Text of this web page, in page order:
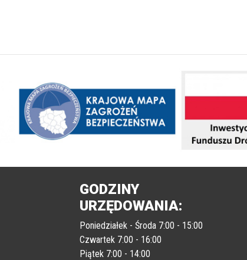
GODZINY
URZĘDOWANIA:
Poniedziałek - Środa 7:00 - 15:00
Czwartek 7:00 - 16:00
Piątek 7:00 - 14:00